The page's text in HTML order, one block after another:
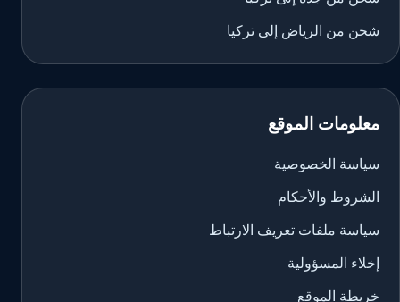
شحن من الرياض إلى تركيا
معلومات الموقع
سياسة الخصوصية
الشروط والأحكام
سياسة ملفات تعريف الارتباط
إخلاء المسؤولية
خريطة الموقع